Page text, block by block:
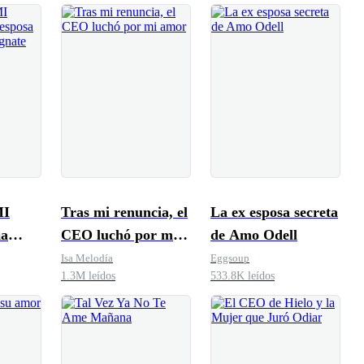
Tras mi renuncia, el
CEO luchó por mi
amor
Isa Melodía
1.3M leídos
La ex esposa secreta
de Amo Odell
Eggsoup
533.8K leídos